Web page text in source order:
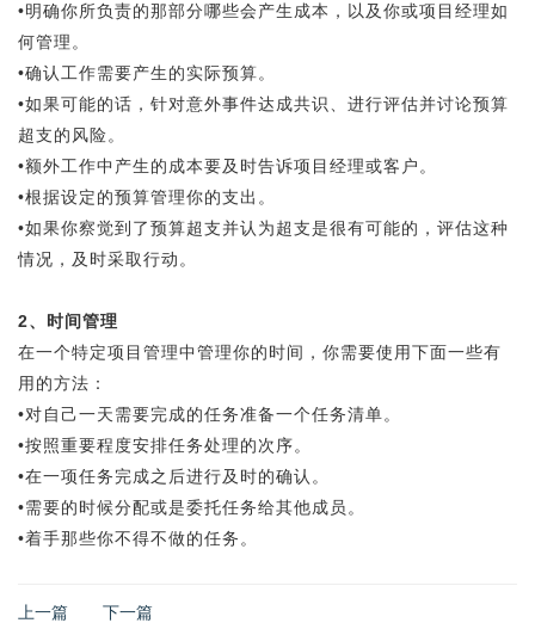
•明确你所负责的那部分哪些会产生成本，以及你或项目经理如
何管理。
•确认工作需要产生的实际预算。
•如果可能的话，针对意外事件达成共识、进行评估并讨论预算
超支的风险。
•额外工作中产生的成本要及时告诉项目经理或客户。
•根据设定的预算管理你的支出。
•如果你察觉到了预算超支并认为超支是很有可能的，评估这种
情况，及时采取行动。
2、时间管理
在一个特定项目管理中管理你的时间，你需要使用下面一些有
用的方法：
•对自己一天需要完成的任务准备一个任务清单。
•按照重要程度安排任务处理的次序。
•在一项任务完成之后进行及时的确认。
•需要的时候分配或是委托任务给其他成员。
•着手那些你不得不做的任务。
上一篇 下一篇